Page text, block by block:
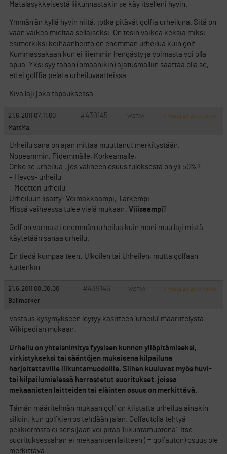
Matalasykkeisestä liikunnastakin se käy itselleni hyvin.
Ymmärrän kyllä hyvin niitä, jotka pitävät golfia urheiluna. Sitä on
vaan vaikea mieltää sellaiseksi. On tosin vaikea keksiä miksi
esimerkiksi keihäänheitto on enemmän urheilua kuin golf.
Kummassakaan kun ei liiemmin hengästy ja voimasta voi olla
apua. Yksi syy tähän (omaanikin) ajatusmalliin saattaa olla se,
ettei golffia pelata urheiluvaatteissa.
Kiva laji joka tapauksessa.
21.6.2011 07:11:00 #439145 VASTAA ILMOITA ASIATON VIESTI
MattMa
Urheilu sana on ajan mittaa muuttanut merkitystään.
Nopeammin, Pidemmälle, Korkeamalle,
Onko se urheilua , jos välineen osuus tuloksesta on yli 50%?
– Hevos- urheilu
– Moottori urheilu
Urheiluun lisätty: Voimakkaampi, Tarkempi
Missä vaiheessa tulee vielä mukaan: Viiisaampi?
Golf on varmasti enemmän urheilua kuin moni muu laji mistä
käytetään sanaa urheilu.
En tiedä kumpaa teen: Ulkoilen tai Urheilen, mutta golfaan
kuitenkin
21.6.2011 08:08:00 #439146 VASTAA ILMOITA ASIATON VIESTI
Ballmarker
Vastaus kysymykseen löytyy käsitteen ’urheilu’ määrittelystä.
Wikipedian mukaan:
Urheilu on yhteisnimitys fyysisen kunnon ylläpitämiseksi,
virkistykseksi tai sääntöjen mukaisena kilpailuna
harjoitettaville liikuntamuodoille. Siihen kuuluvat myös huvi-
tai kilpailumielessä harrastetut suoritukset, joissa
mekaanisten laitteiden tai eläinten osuus on merkittävä.
Tämän määritelmän mukaan golf on kiistatta urheilua ainakin
silloin, kun golfkierros tehdään jalan. Golfautolla tehtyä
pelikierrosta ei sensijaan voi pitää ’liikuntamuotona’. Itse
suorituksessahan ei mekaanisen laitteen ( = golfauton) osuus ole
merkittävä.